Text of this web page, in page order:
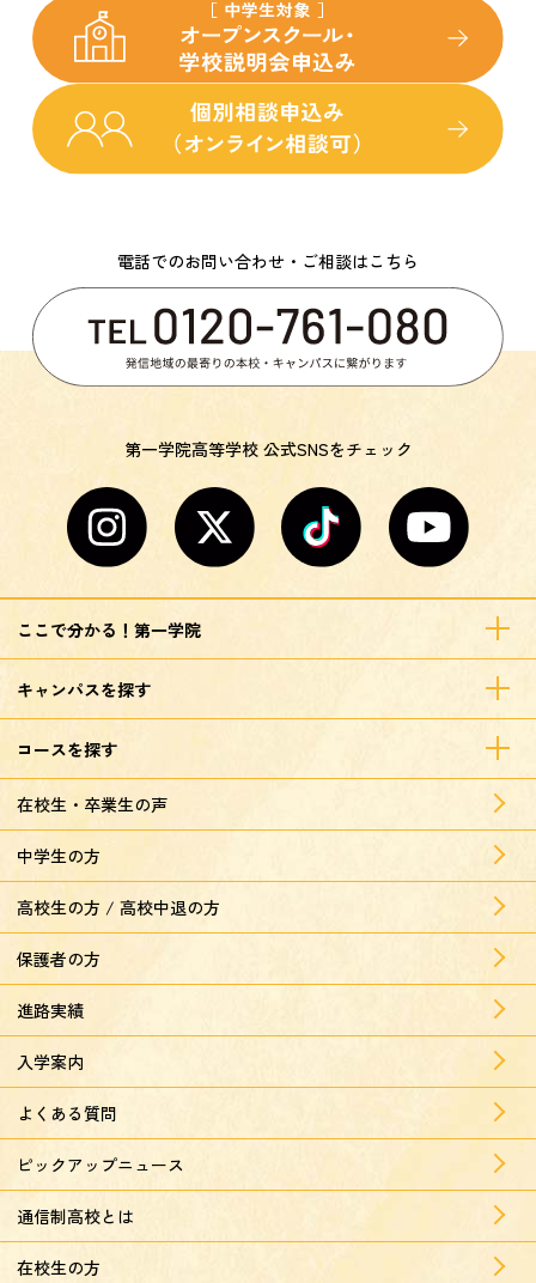
電話でのお問い合わせ・ご相談はこちら
第一学院高等学校 公式SNSをチェック
ここで分かる！第一学院
キャンパスを探す
コースを探す
在校生・卒業生の声
中学生の方
高校生の方 / 高校中退の方
保護者の方
進路実績
入学案内
よくある質問
ピックアップニュース
通信制高校とは
在校生の方